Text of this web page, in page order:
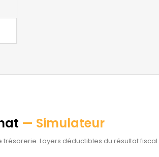
— Simulateur
Loyers déductibles du résultat fiscal.